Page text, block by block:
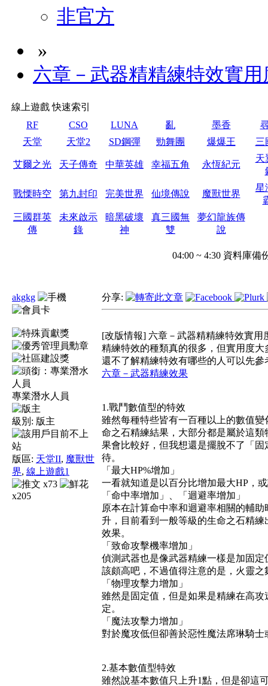
非官方
»
六章－武器精精練特效實用
線上遊戲 快速索引
RF
CSO LUNA 亂 墨香
天堂
天堂2 SD鋼彈 勁舞團 爆爆王 三
艾爾之光 天子傳奇 中華英雄 幸福五角 永恆紀元
天
戰慄時空 第九封印 完美世界 仙境傳說 魔獸世界
星
三國群英
傳
未來啟示
錄
暗黑破壞
神
真三國無
雙
夢幻龍族傳
說
04:00 ~ 4:30 資料庫
akgkg
專業潛水人員
級別: 版主
版區: 天堂II, 魔獸世
界, 線上遊戲1
x73
x205
分享:
[改版情報] 六章－武器精精練特效實用
精練特效的種類真的很多，但實用度
還不了解精練特效有哪些的人可以先參
六章－武器精練效果
1.戰鬥數值型的特效
雖然每種特些皆有一百種以上的數值
命之石精練結果，大部分都是屬於這
果會比較好，但我想還是擺脫不了「
待。
「最大HP%增加」
一看就知道是以百分比增加最大HP，
「命中率增加」、「迴避率增加」
原本在計算命中率和迴避率相關的輔
升，目前看到一般等級的生命之石精
效果。
「致命攻擊機率增加」
偵測武器也是像武器精練一樣是加固
該頗高吧，不過值得注意的是，火靈
「物理攻擊力增加」
雖然是固定值，但是如果是精練在高
定。
「魔法攻擊力增加」
對於魔攻低但卻善於惡性魔法席琳騎
2.基本數值型特效
雖然說基本數值只上升1點，但是卻這